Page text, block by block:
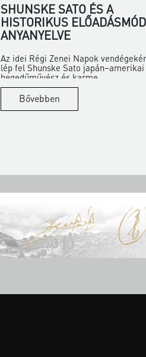
SHUNSKE SATO ÉS A
HISTORIKUS
ANYANYELVE
Az idei Régi Zenei Napok
lép fel Shunske Sato japán–amerikai
hegedűművész és karme...
Bővebben